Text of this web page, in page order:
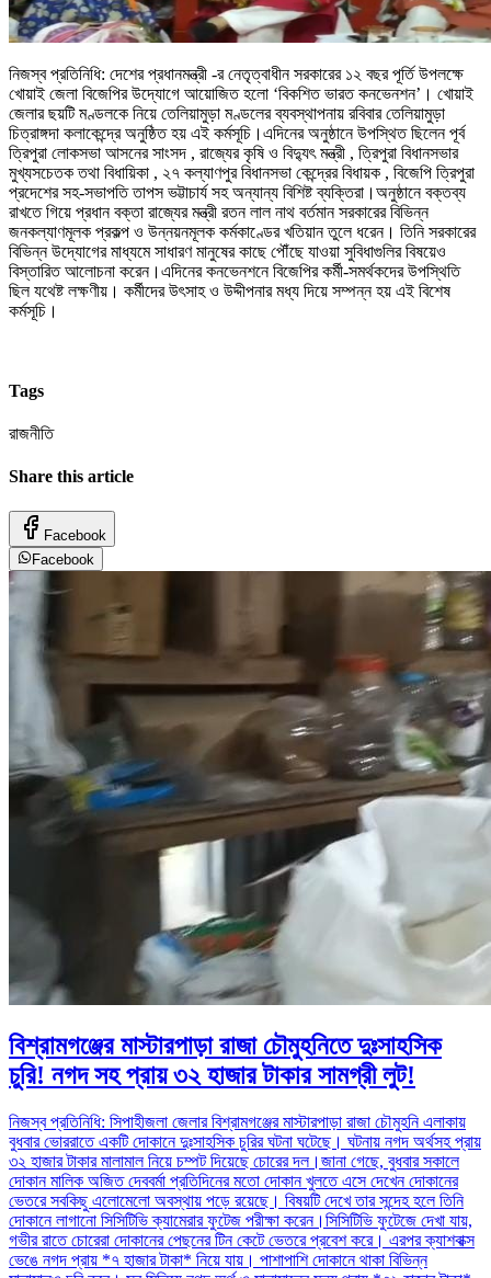
নিজস্ব প্রতিনিধি: দেশের প্রধানমন্ত্রী -র নেতৃত্বাধীন সরকারের ১২ বছর পূর্তি উপলক্ষে
খোয়াই জেলা বিজেপির উদ্যোগে আয়োজিত হলো ‘বিকশিত ভারত কনভেনশন’। খোয়াই
জেলার ছয়টি মণ্ডলকে নিয়ে তেলিয়ামুড়া মণ্ডলের ব্যবস্থাপনায় রবিবার তেলিয়ামুড়া
চিত্রাঙ্গদা কলাকেন্দ্রে অনুষ্ঠিত হয় এই কর্মসূচি।এদিনের অনুষ্ঠানে উপস্থিত ছিলেন পূর্ব
ত্রিপুরা লোকসভা আসনের সাংসদ , রাজ্যের কৃষি ও বিদ্যুৎ মন্ত্রী , ত্রিপুরা বিধানসভার
মুখ্যসচেতক তথা বিধায়িকা , ২৭ কল্যাণপুর বিধানসভা কেন্দ্রের বিধায়ক , বিজেপি ত্রিপুরা
প্রদেশের সহ-সভাপতি তাপস ভট্টাচার্য সহ অন্যান্য বিশিষ্ট ব্যক্তিরা।অনুষ্ঠানে বক্তব্য
রাখতে গিয়ে প্রধান বক্তা রাজ্যের মন্ত্রী রতন লাল নাথ বর্তমান সরকারের বিভিন্ন
জনকল্যাণমূলক প্রকল্প ও উন্নয়নমূলক কর্মকাণ্ডের খতিয়ান তুলে ধরেন। তিনি সরকারের
বিভিন্ন উদ্যোগের মাধ্যমে সাধারণ মানুষের কাছে পৌঁছে যাওয়া সুবিধাগুলির বিষয়েও
বিস্তারিত আলোচনা করেন।এদিনের কনভেনশনে বিজেপির কর্মী-সমর্থকদের উপস্থিতি
ছিল যথেষ্ট লক্ষণীয়। কর্মীদের উৎসাহ ও উদ্দীপনার মধ্য দিয়ে সম্পন্ন হয় এই বিশেষ
কর্মসূচি।
Tags
রাজনীতি
Share this article
Facebook
Facebook
বিশ্রামগঞ্জের মাস্টারপাড়া রাজা চৌমুহনিতে দুঃসাহসিক
চুরি! নগদ সহ প্রায় ৩২ হাজার টাকার সামগ্রী লুট!
নিজস্ব প্রতিনিধি: সিপাহীজলা জেলার বিশ্রামগঞ্জের মাস্টারপাড়া রাজা চৌমুহনি এলাকায়
বুধবার ভোররাতে একটি দোকানে দুঃসাহসিক চুরির ঘটনা ঘটেছে। ঘটনায় নগদ অর্থসহ প্রায়
৩২ হাজার টাকার মালামাল নিয়ে চম্পট দিয়েছে চোরের দল।জানা গেছে, বুধবার সকালে
দোকান মালিক অজিত দেববর্মা প্রতিদিনের মতো দোকান খুলতে এসে দেখেন দোকানের
ভেতরে সবকিছু এলোমেলো অবস্থায় পড়ে রয়েছে। বিষয়টি দেখে তার সন্দেহ হলে তিনি
দোকানে লাগানো সিসিটিভি ক্যামেরার ফুটেজ পরীক্ষা করেন।সিসিটিভি ফুটেজে দেখা যায়,
গভীর রাতে চোরেরা দোকানের পেছনের টিন কেটে ভেতরে প্রবেশ করে। এরপর ক্যাশবাক্স
ভেঙে নগদ প্রায় *৭ হাজার টাকা* নিয়ে যায়। পাশাপাশি দোকানে থাকা বিভিন্ন